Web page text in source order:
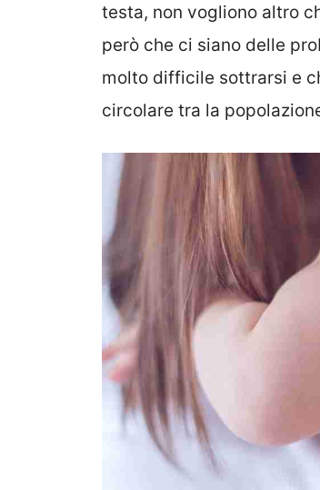
testa, non vogliono altro
però che ci siano delle
molto difficile sottrarsi e
circolare tra la